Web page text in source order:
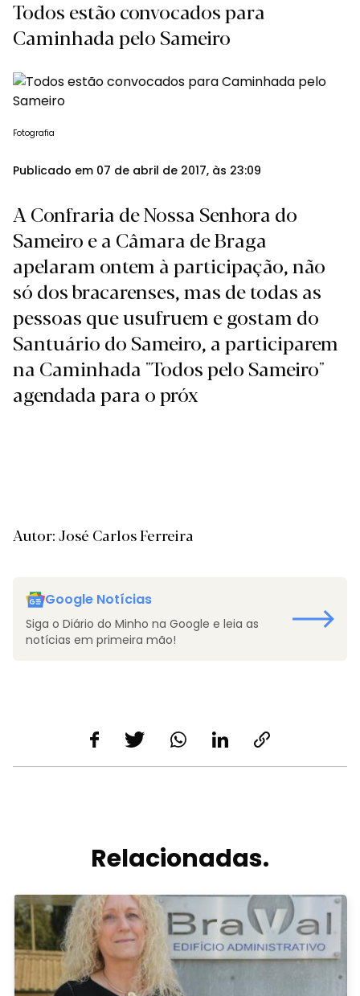
Todos estão convocados para
Caminhada pelo Sameiro
Fotografia
Publicado em 07 de abril de 2017, às 23:09
A Confraria de Nossa Senhora do
Sameiro e a Câmara de Braga
apelaram ontem à participação, não
só dos bracarenses, mas de todas as
pessoas que usufruem e gostam do
Santuário do Sameiro, a participarem
na Caminhada "Todos pelo Sameiro"
agendada para o próx
Autor: José Carlos Ferreira
Google Notícias
Siga o Diário do Minho na Google e leia as
notícias em primeira mão!
Relacionadas.